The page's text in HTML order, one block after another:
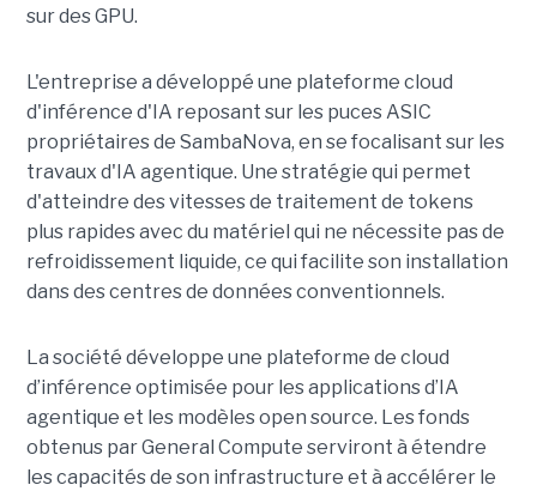
sur des GPU.
L'entreprise a développé une plateforme cloud
d'inférence d'IA reposant sur les puces ASIC
propriétaires de SambaNova, en se focalisant sur les
travaux d'IA agentique. Une stratégie qui permet
d'atteindre des vitesses de traitement de tokens
plus rapides avec du matériel qui ne nécessite pas de
refroidissement liquide, ce qui facilite son installation
dans des centres de données conventionnels.
La société développe une plateforme de cloud
d’inférence optimisée pour les applications d’IA
agentique et les modèles open source. Les fonds
obtenus par General Compute serviront à étendre
les capacités de son infrastructure et à accélérer le